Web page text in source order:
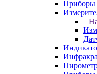
Приборы